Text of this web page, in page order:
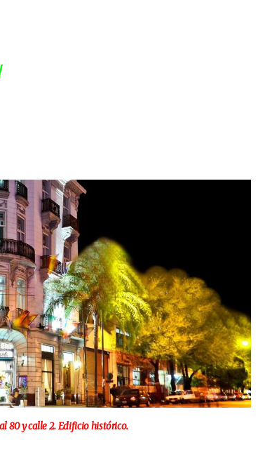
80 y calle 2. Edificio histórico.